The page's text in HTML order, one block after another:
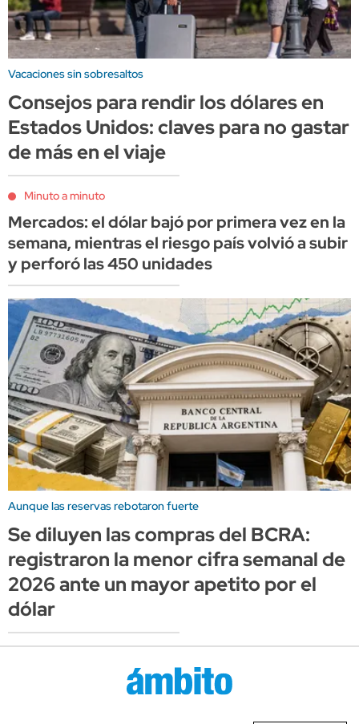
Vacaciones sin sobresaltos
Consejos para rendir los dólares en
Estados Unidos: claves para no gastar
de más en el viaje
Minuto a minuto
Mercados: el dólar bajó por primera vez en la
semana, mientras el riesgo país volvió a subir
y perforó las 450 unidades
Aunque las reservas rebotaron fuerte
Se diluyen las compras del BCRA:
registraron la menor cifra semanal de
2026 ante un mayor apetito por el
dólar